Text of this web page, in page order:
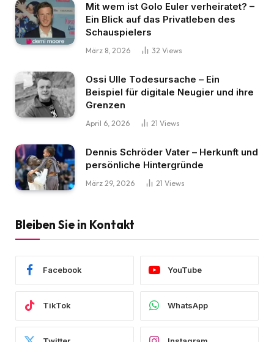
Mit wem ist Golo Euler verheiratet? –
Ein Blick auf das Privatleben des
Schauspielers
März 8, 2026 32 Views
Ossi Ulle Todesursache – Ein
Beispiel für digitale Neugier und ihre
Grenzen
April 6, 2026 21 Views
Dennis Schröder Vater – Herkunft und
persönliche Hintergründe
März 29, 2026 21 Views
Bleiben Sie in Kontakt
Facebook YouTube
TikTok WhatsApp